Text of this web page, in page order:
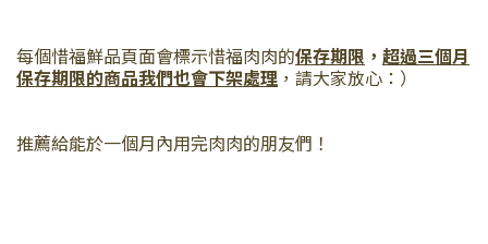
每個惜福鮮品頁面會標示惜福肉肉的保存期限 ， 超過三個月
保存期限的商品我們也會下架處理 ，請大家放心：）
推薦給能於一個月內用完肉肉的朋友們！